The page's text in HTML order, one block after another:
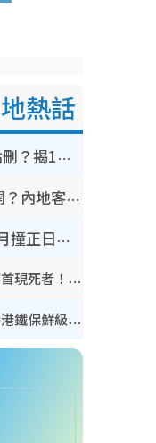
熱話
WhatsApp預設貼圖點刪？揭1招「反向操作」還原簡潔介面 附3步實測教學
香港山邊鐵閘邊門大開？內地客困惑意義何在！網民神回覆：呢種叫法理性防禦
鬼門開2026｜農曆七月撞正日全食特別邪？專家警告切忌做一事！揭4大禁忌+2招保平安
奪命寄生蟲｜食生菜狂瀉首現死者！疫潮惡化錄1.8萬宗病例 揭洗菜3大謬誤
內地客歎港人唔識老！揭港鐵保鮮級冷氣 港人求放過：咪投訴